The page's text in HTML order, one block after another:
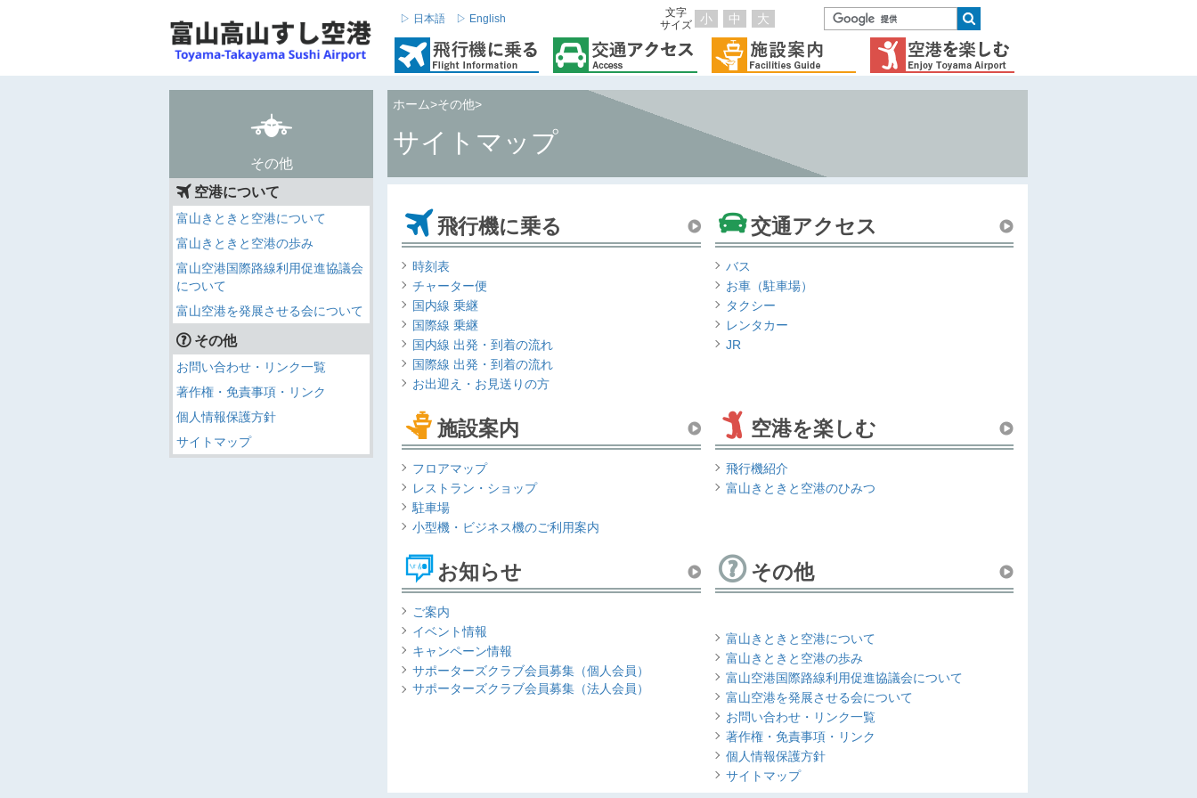
▷ 日本語 ▷ English
文字
サイズ
小 中 大
その他
空港について
富山きときと空港について
富山きときと空港の歩み
富山空港国際路線利用促進協議会
について
富山空港を発展させる会について
その他
お問い合わせ・リンク一覧
著作権・免責事項・リンク
個人情報保護方針
サイトマップ
ホーム>その他>
サイトマップ
飛行機に乗る
時刻表
チャーター便
国内線 乗継
国際線 乗継
国内線 出発・到着の流れ
国際線 出発・到着の流れ
お出迎え・お見送りの方
交通アクセス
バス
お車（駐車場）
タクシー
レンタカー
JR
施設案内
フロアマップ
レストラン・ショップ
駐車場
小型機・ビジネス機のご利用案内
空港を楽しむ
飛行機紹介
富山きときと空港のひみつ
お知らせ
ご案内
イベント情報
キャンペーン情報
サポーターズクラブ会員募集（個人会員）
サポーターズクラブ会員募集（法人会員）
その他
富山きときと空港について
富山きときと空港の歩み
富山空港国際路線利用促進協議会について
富山空港を発展させる会について
お問い合わせ・リンク一覧
著作権・免責事項・リンク
個人情報保護方針
サイトマップ